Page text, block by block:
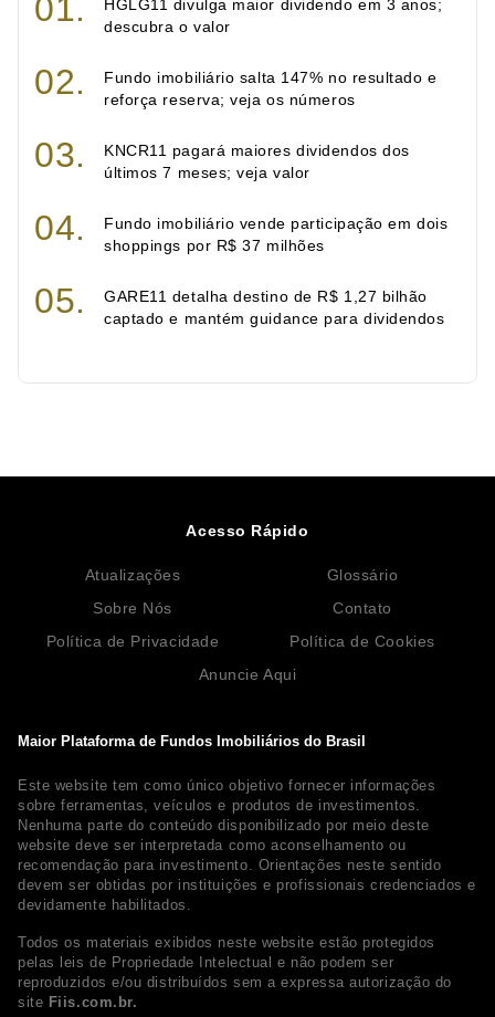
HGLG11 divulga maior dividendo em 3 anos;
descubra o valor
Fundo imobiliário salta 147% no resultado e
reforça reserva; veja os números
KNCR11 pagará maiores dividendos dos
últimos 7 meses; veja valor
Fundo imobiliário vende participação em dois
shoppings por R$ 37 milhões
GARE11 detalha destino de R$ 1,27 bilhão
captado e mantém guidance para dividendos
Maior Plataforma de Fundos Imobiliários do Brasil
Este website tem como único objetivo fornecer informações
sobre ferramentas, veículos e produtos de investimentos.
Nenhuma parte do conteúdo disponibilizado por meio deste
website deve ser interpretada como aconselhamento ou
recomendação para investimento. Orientações neste sentido
devem ser obtidas por instituições e profissionais credenciados e
devidamente habilitados.
Todos os materiais exibidos neste website estão protegidos
pelas leis de Propriedade Intelectual e não podem ser
reproduzidos e/ou distribuídos sem a expressa autorização do
site Fiis.com.br.
Acesso Rápido
Atualizações
Glossário
Sobre Nós
Contato
Política de Privacidade
Política de Cookies
Anuncie Aqui